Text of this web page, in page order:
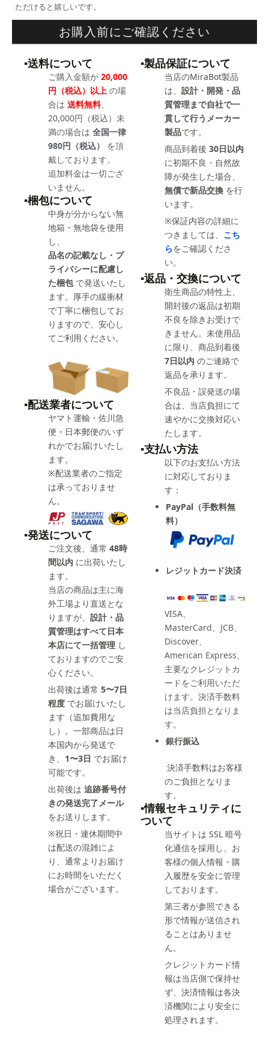
ただけると嬉しいです。
お購入前にご確認ください
▪️送料について
ご購入金額が 20,000
円（税込）以上 の場
合は 送料無料、
20,000円（税込）未
満の場合は 全国一律
980円（税込）
を頂
戴しております。
追加料金は一切ござ
いません。
▪️梱包について
中身が分からない無
地箱・無地袋を使用
し、
品名の記載なし・プ
ライバシーに配慮し
た梱包で発送いたし
ます。厚手の緩衝材
で丁寧に梱包してお
りますので、安心し
てご利用ください。
▪️配送業者について
ヤマト運輸・佐川急
便・日本郵便のいず
れかでお届けいたし
ます。
※配送業者のご指定
は承っておりませ
ん。
▪️発送について
ご注文後、通常 48時
間以内 に出荷いたし
ます。
当店の商品は主に海
外工場より直送とな
りますが、 設計・品
質管理はすべて日本
本店にて一括管理 し
ておりますのでご安
心ください。
出荷後は通常 5〜7日
程度 でお届けいたし
ます（追加費用な
し）。一部商品は日
本国内から発送で
き、 1〜3日 でお届け
可能です。
出荷後は 追跡番号付
きの発送完了メール
をお送りします。
※祝日・連休期間中
は配送の混雑によ
り、通常よりお届け
にお時間をいただく
場合がございます。
▪️製品保証について
当店のMiraBot製品
は、 設計・開発・品
質管理まで自社で一
貫して行うメーカー
製品です。
商品到着後 30日以内
に初期不良・自然故
障が発生した場合、
無償で新品交換 を行
います。
※保証内容の詳細に
つきましては、 こち
らをご確認くださ
い。
▪️返品・交換について
衛生商品の特性上、
開封後の返品は初期
不良を除きお受けで
きません。未使用品
に限り、商品到着後
7日以内 のご連絡で
返品を承ります。
不良品・誤発送の場
合は、当店負担にて
速やかに交換対応い
たします。
▪️支払い方法
以下のお支払い方法
に対応しておりま
す：
PayPal（手数料無
料）
レジットカード決済
VISA、
MasterCard、JCB、
Discover、
American Express、
主要なクレジットカ
ードをご利用いただ
けます。決済手数料
は当店負担となりま
す。
銀行振込
決済手数料はお客様
のご負担となりま
す。
▪️情報セキュリティに
ついて
当サイトは SSL 暗号
化通信を採用し、お
客様の個人情報・購
入履歴を安全に管理
しております。
第三者が参照できる
形で情報が送信され
ることはありませ
ん。
クレジットカード情
報は当店側で保持せ
ず、決済情報は各決
済機関により安全に
処理されます。